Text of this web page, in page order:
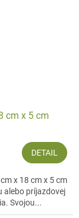
cm x 5 cm
DETAIL
x 18 cm x 5 cm
alebo príjazdovej
Svojou...